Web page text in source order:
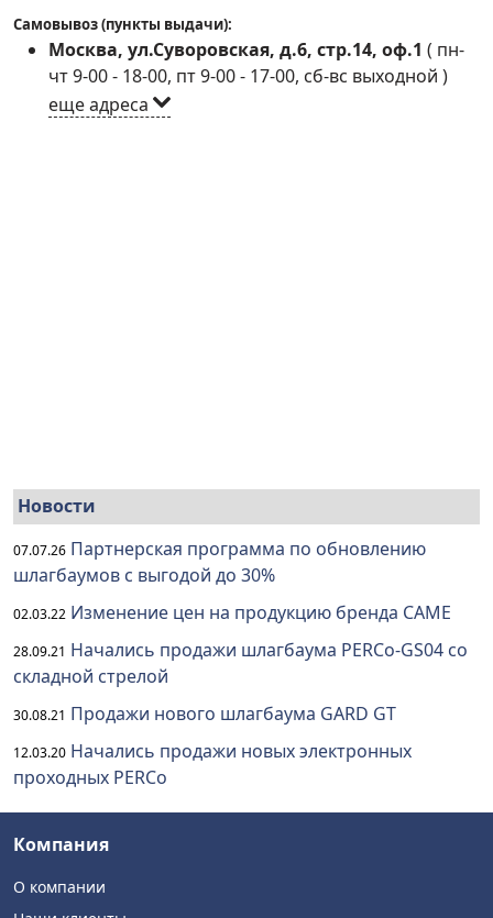
Самовывоз (пункты выдачи):
Москва, ул.Суворовская, д.6, стр.14, оф.1 ( пн-
чт 9-00 - 18-00, пт 9-00 - 17-00, сб-вс выходной )
еще адреса
Новости
07.07.26 Партнерская программа по обновлению
шлагбаумов с выгодой до 30%
02.03.22 Изменение цен на продукцию бренда CAME
28.09.21 Начались продажи шлагбаума PERCo-GS04 со
складной стрелой
30.08.21 Продажи нового шлагбаума GARD GT
12.03.20 Начались продажи новых электронных
проходных PERCo
Компания
О компании